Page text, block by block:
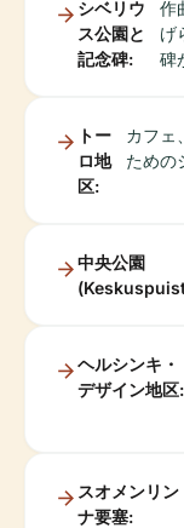
シベリウ
ス公園と
記念碑:
作
げ
碑
トー
ロ地
区:
カフェ
ための
中央公園
ヘルシンキ・
デザイン地区:
スオメンリン
ナ要塞: